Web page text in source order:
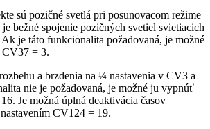
sú pozičné svetlá pri posunovacom režime
bežné spojenie pozičných svetiel svietiacich
je táto funkcionalita požadovaná, je možné
CV37 = 3.
a brzdenia na ¼ nastavenia v CV3 a
nie je požadovaná, je možné ju vypnúť
Je možná úplná deaktivácia časov
CV124 = 19.